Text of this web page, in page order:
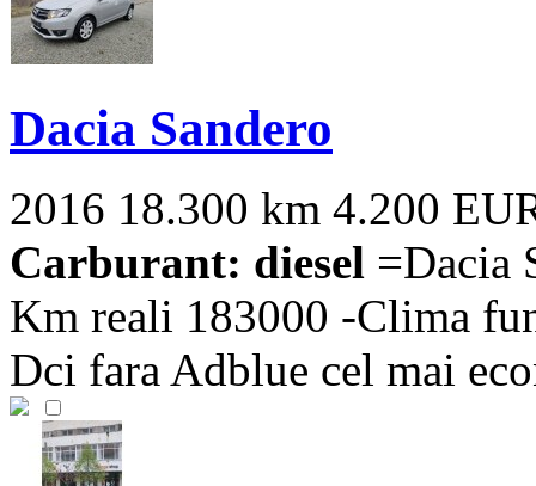
Dacia Sandero
2016 18.300 km 4.200
Carburant: diesel =Dacia
Km reali 183000 -Clima
Dci fara Adblue cel mai